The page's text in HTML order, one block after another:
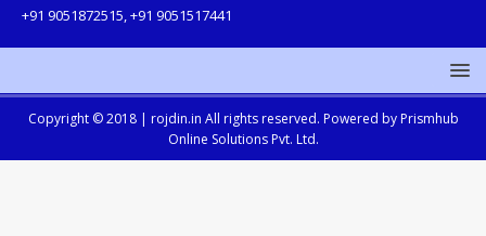
+91 9051872515, +91 9051517441
Copyright © 2018 | rojdin.in All rights reserved. Powered by Prismhub
Online Solutions Pvt. Ltd.